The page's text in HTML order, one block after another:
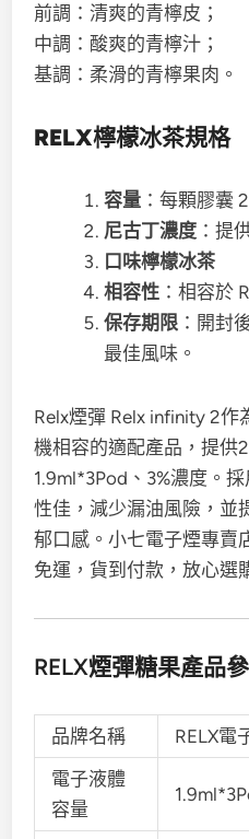
前調：清爽的青檸皮；
中調：酸爽的青檸汁；
基調：柔滑的青檸果肉。
RELX檸檬冰茶規格
容量 ：每顆膠囊
尼古丁濃度 ：提
口味檸檬冰茶
相容性 ：相容於
保存期限 ：開封
最佳風味。
Relx煙彈 Relx infinity 2作
機相容的適配產品，提供
1.9ml*3Pod、3%濃度。
性佳，減少漏油風險，並
郁口感。小七電子煙專賣
免運，貨到付款，放心選
RELX煙彈糖果產品
品牌名稱
RELX電
電子液體
容量